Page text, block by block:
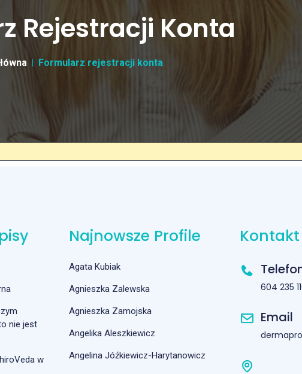
Rejestracji Konta
Formularz rejestracji konta
nie jest
w
Najnowsze Profile
Agata Kubiak
Agnieszka Zalewska
Agnieszka Zamojska
Angelika Aleszkiewicz
Angelina Jóźkiewicz-Harytanowicz
Kontakt
604 235
Email